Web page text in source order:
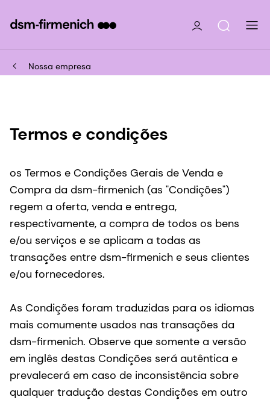
Nossa empresa
Termos e condições
os Termos e Condições Gerais de Venda e
Compra da dsm-firmenich (as "Condições")
regem a oferta, venda e entrega,
respectivamente, a compra de todos os bens
e/ou serviços e se aplicam a todas as
transações entre dsm-firmenich e seus clientes
e/ou fornecedores.
As Condições foram traduzidas para os idiomas
mais comumente usados nas transações da
dsm-firmenich. Observe que somente a versão
em inglês destas Condições será autêntica e
prevalecerá em caso de inconsistência sobre
qualquer tradução destas Condições em outro